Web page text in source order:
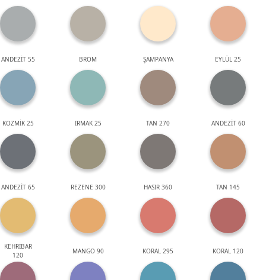
ANDEZİT 55 BROM ŞAMPANYA EYLÜL 25
KOZMİK 25 IRMAK 25 TAN 270 ANDEZİT 60
ANDEZİT 65 REZENE 300 HASIR 360 TAN 145
KEHRİBAR
120
MANGO 90 KORAL 295 KORAL 120